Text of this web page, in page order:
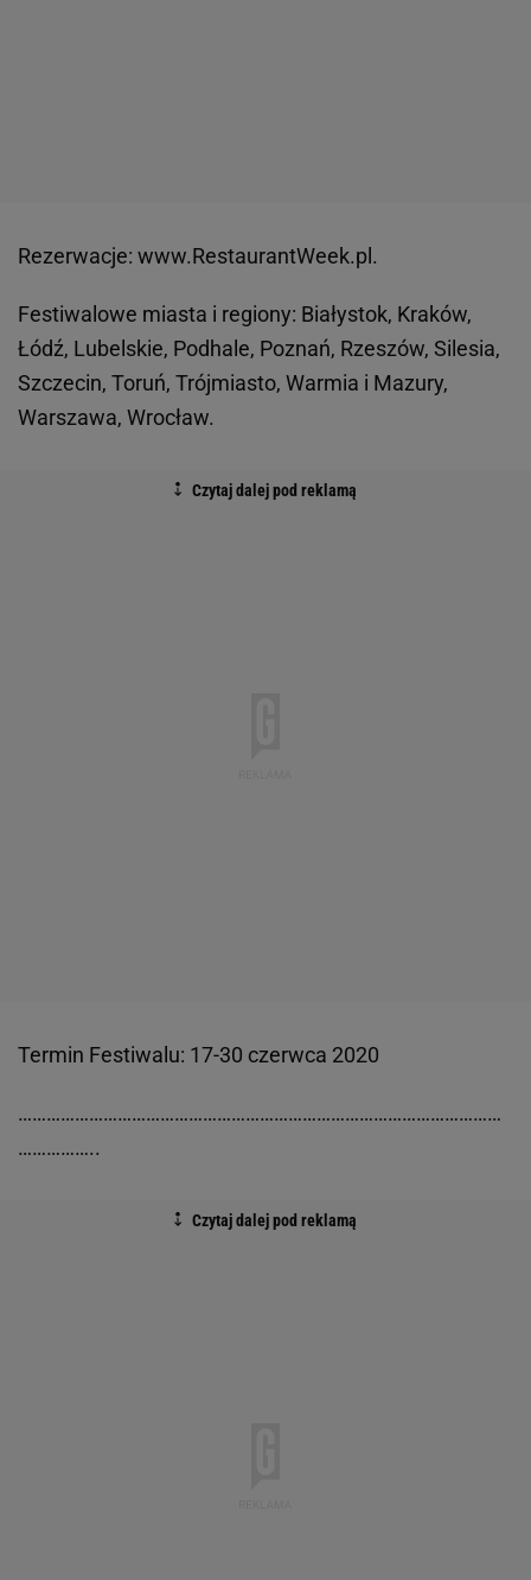
Rezerwacje: www.RestaurantWeek.pl.
Festiwalowe miasta i regiony: Białystok, Kraków,
Łódź, Lubelskie, Podhale, Poznań, Rzeszów, Silesia,
Szczecin, Toruń, Trójmiasto, Warmia i Mazury,
Warszawa, Wrocław.
Termin Festiwalu: 17-30 czerwca 2020
…………………………………………………………………………………………
……………..